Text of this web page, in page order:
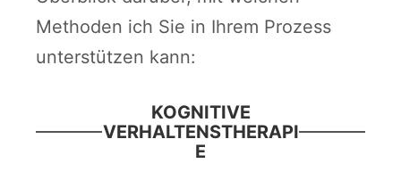
Methoden ich Sie in Ihrem Prozess
unterstützen kann:
KOGNITIVE
VERHALTENSTHERAPI
E